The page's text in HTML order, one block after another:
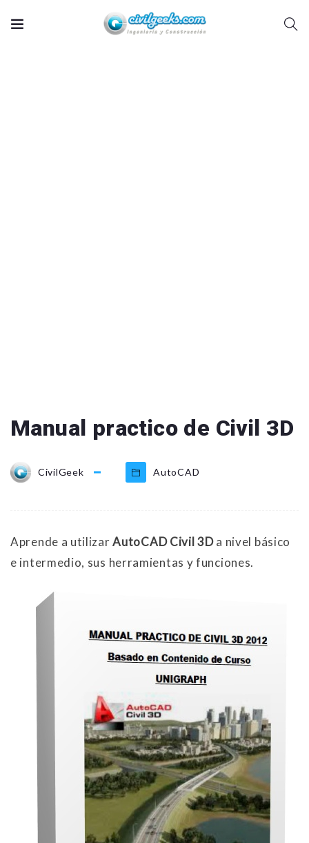
Manual practico de Civil 3D
CivilGeek AutoCAD
Aprende a utilizarAutoCAD Civil 3Da nivel básico
e intermedio, sus herramientas y funciones.